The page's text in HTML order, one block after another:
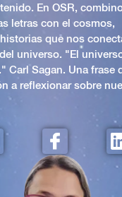
En OSR,
letras con el cosmos,
que nos
universo. "El
Carl Sagan. Una frase
a reflexionar sobre